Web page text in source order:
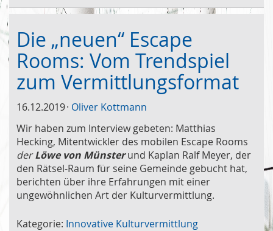
Die „neuen“ Escape
Rooms: Vom Trendspiel
zum Vermittlungsformat
16.12.2019 Oliver Kottmann
Wir haben zum Interview gebeten: Matthias
Hecking, Mitentwickler des mobilen Escape Rooms
derLöwe von Münsterund Kaplan Ralf Meyer, der
den Rätsel-Raum für seine Gemeinde gebucht hat,
berichten über ihre Erfahrungen mit einer
ungewöhnlichen Art der Kulturvermittlung.
Kategorie: Innovative Kulturvermittlung